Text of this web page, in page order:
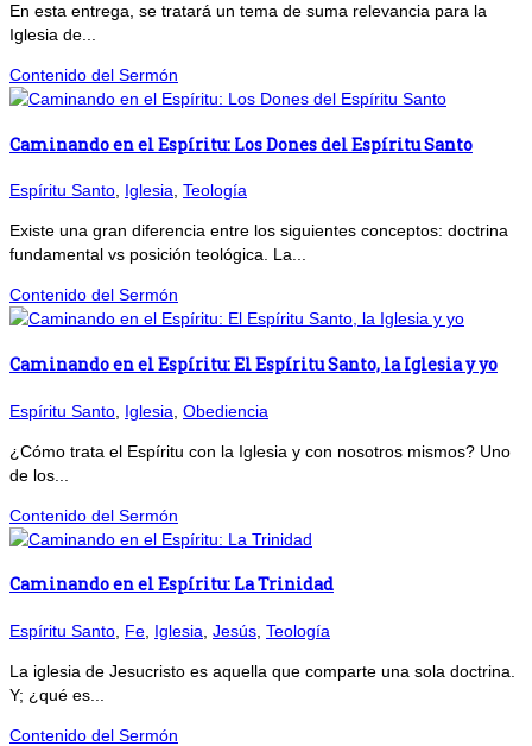
En esta entrega, se tratará un tema de suma relevancia para la
Iglesia de...
Contenido del Sermón
Caminando en el Espíritu: Los Dones del Espíritu Santo
Espíritu Santo, Iglesia, Teología
Existe una gran diferencia entre los siguientes conceptos: doctrina
fundamental vs posición teológica. La...
Contenido del Sermón
Caminando en el Espíritu: El Espíritu Santo, la Iglesia y yo
Espíritu Santo Iglesia Obediencia
¿Cómo trata el Espíritu con la Iglesia y con nosotros mismos? Uno
de los...
Contenido del Sermón
Caminando en el Espíritu: La Trinidad
Espíritu Santo Fe Iglesia Jesús Teología
La iglesia de Jesucristo es aquella que comparte una sola doctrina.
Y; ¿qué es...
Contenido del Sermón